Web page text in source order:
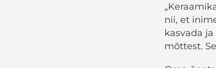
nii, et
kasvada
mõttest.